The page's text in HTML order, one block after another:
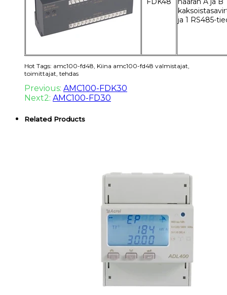
ja 1 RS485-
Hot Tags: amc100-fd48, Kiina amc100-fd48 valmistajat,
toimittajat, tehdas
Previous: AMC100-FDK30
Next2: AMC100-FD30
Related Products